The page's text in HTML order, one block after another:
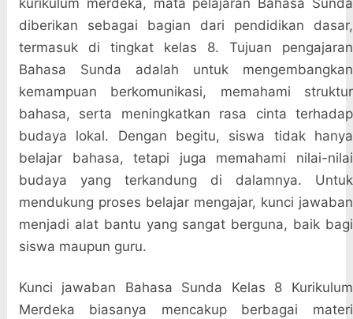
kurikulum merdeka, mata pelajaran Bahasa Sunda
diberikan sebagai bagian dari pendidikan dasar,
termasuk di tingkat kelas 8. Tujuan pengajaran
Bahasa Sunda adalah untuk mengembangkan
kemampuan berkomunikasi, memahami struktur
bahasa, serta meningkatkan rasa cinta terhadap
budaya lokal. Dengan begitu, siswa tidak hanya
belajar bahasa, tetapi juga memahami nilai-nilai
budaya yang terkandung di dalamnya. Untuk
mendukung proses belajar mengajar, kunci jawaban
menjadi alat bantu yang sangat berguna, baik bagi
siswa maupun guru.
Kunci jawaban Bahasa Sunda Kelas 8 Kurikulum
Merdeka biasanya mencakup berbagai materi